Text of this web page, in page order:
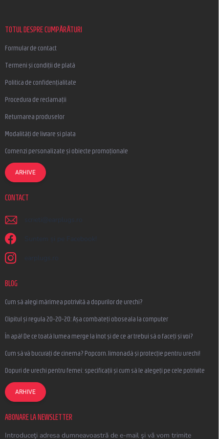
TOTUL DESPRE CUMPĂRĂTURI
Formular de contact
Termeni și condiții de plată
Politica de confidențialitate
Procedura de reclamații
Returnarea produselor
Modalități de livrare si plata
Comenzi personalizate și obiecte promoționale
ARHIVE
CONTACT
scrieti @ earplugs.ro
Suntem și pe Facebook!
earplugs.ro
BLOG
Cum să alegi mărimea potrivită a dopurilor de urechi?
Clipitul și regula 20-20-20: Așa combateți oboseala la computer
În apă! De ce toată lumea merge la înot și de ce ar trebui să o faceți și voi?
Cum să vă bucurați de cinema? Popcorn, limonadă și protecție pentru urechi!
Dopuri de urechi pentru femei: specificații și cum să le alegeți pe cele potrivite
ARHIVE
ABONARE LA NEWSLETTER
Introduceţi adresa dumneavoastră de e-mail şi vă vom trimite